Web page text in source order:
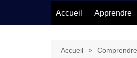
Accueil Apprendre
Accueil Comprendre